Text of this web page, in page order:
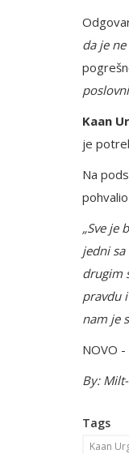
da je
Kaan
je
Na
„Sve je
jedni
drugim
pravdu
nam je
NOVO -
By:
Tags
Kaan